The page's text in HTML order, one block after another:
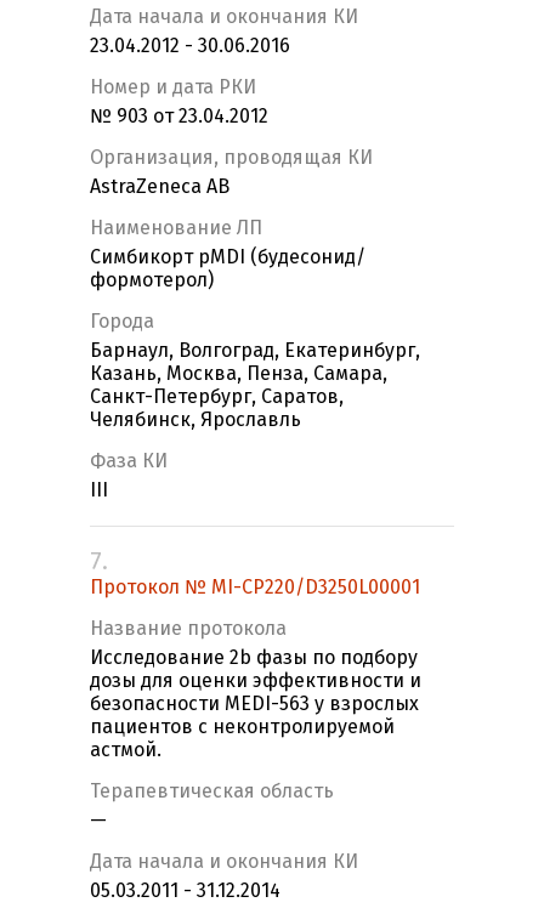
Дата начала и окончания КИ
23.04.2012 - 30.06.2016
Номер и дата РКИ
№ 903 от 23.04.2012
Организация, проводящая КИ
AstraZeneca AB
Наименование ЛП
Симбикорт pMDI (будесонид/
формотерол)
Города
Барнаул, Волгоград, Екатеринбург,
Казань, Москва, Пенза, Самара,
Санкт-Петербург, Саратов,
Челябинск, Ярославль
Фаза КИ
7.
Протокол № MI-CP220/D3250L00001
Название протокола
Исследование 2b фазы по подбору
дозы для оценки эффективности и
безопасности MEDI-563 у взрослых
пациентов с неконтролируемой
астмой.
Терапевтическая область
—
Дата начала и окончания КИ
05.03.2011 - 31.12.2014